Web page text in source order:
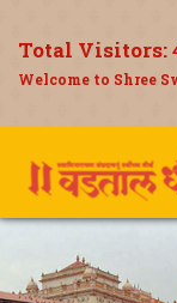
Total Visitors:
Welcome to Shree